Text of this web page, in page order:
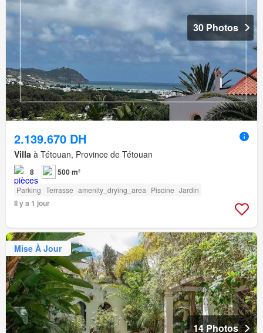
30 Photos
2.139.670 DH
Villa à Tétouan, Province de Tétouan
8 500 m²
Parking Terrasse amenity_drying_area Piscine Jardin
Il y a 1 jour
Mise À Jour
14 Photos